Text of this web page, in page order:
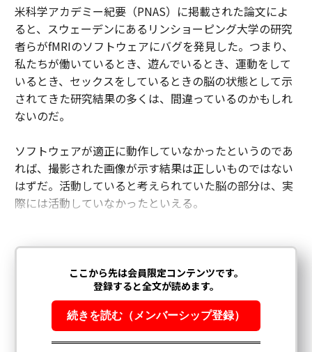
米科学アカデミー紀要（PNAS）に掲載された論文によ
ると、スウェーデンにあるリンショーピング大学の研究
者らがfMRIのソフトウェアにバグを発見した。つまり、
私たちが働いているとき、遊んでいるとき、運動をして
いるとき、セックスをしているときの脳の状態として示
されてきた研究結果の多くは、間違っているのかもしれ
ないのだ。
ソフトウェアが適正に動作していなかったというのであ
れば、撮影された画像が示す結果は正しいものではない
はずだ。活動していると考えられていた脳の部分は、実
際には活動していなかったといえる。